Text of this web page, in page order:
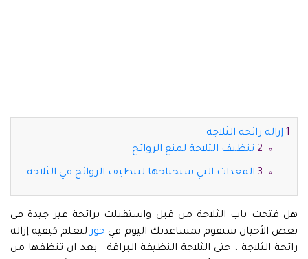
إزالة رائحة الثلاجة
تنظيف الثلاجة لمنع الروائح
المعدات التي ستحتاجها لتنظيف الروائح في الثلاجة
هل فتحت باب الثلاجة من قبل واستقبلت برائحة غير جيدة في
بعض الأحيان سنقوم بمساعدتك اليوم في حورلتعلم كيفية إزالة
رائحة الثلاجة ، حتى الثلاجة النظيفة البراقة - بعد ان تنظفها من